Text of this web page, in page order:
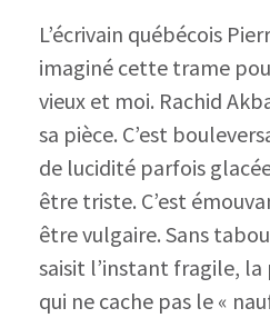
L’écrivain québécois
imaginé cette trame
vieux et moi. Rachid
sa pièce. C’est
de lucidité parfois
être triste. C’est
être vulgaire. Sans
saisit l’instant fragile,
qui ne cache pas le «